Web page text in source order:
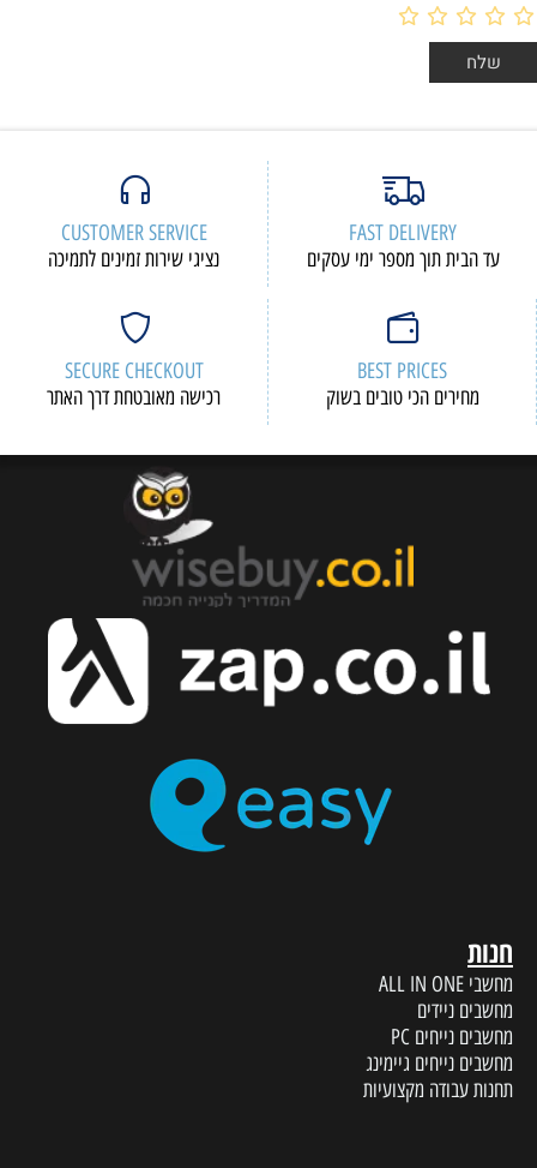
FAST DELIVERY
עד הבית תוך מספר ימי עסקים
CUSTOMER SERVICE
נציגי שירות זמינים לתמיכה
BEST PRICES
מחירים הכי טובים בשוק
SECURE CHECKOUT
רכישה מאובטחת דרך האתר
חנות
מחשבי ALL IN ONE
מחשבים ניידים
מחשבים נייחים PC
מחשבים נייחים גיימינג
תחנות עבודה מקצועיות